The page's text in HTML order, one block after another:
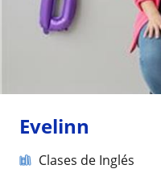
Evelinn
Clases de Inglés